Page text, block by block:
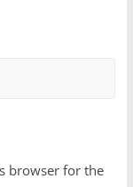
browser for the